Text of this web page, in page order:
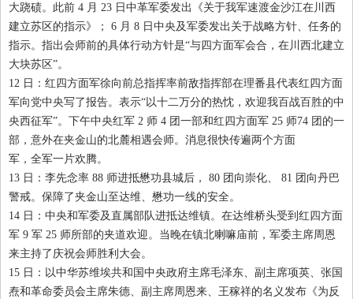
大跷碛。此前 4 月 23 日中革军委发出《关于我军速渡金沙江在川西
建立苏区的指示》； 6 月 8 日中央及军委发出关于战略方针、任务的
指示。指出会师前的具体行动方针是“与四方面军会合，在川西北建立
大块苏区”。
12 日：红四方面军徐向前总指挥率前敌指挥部在理番县代表红四方面
军向党中央写了报告。表示“以十二万分的热忱，欢迎我百战百胜的中
央西征军”。下午中央红军 2 师 4 团一部和红四方面军 25 师74 团的一
部，意外在夹金山的北麓相遇会师。消息很快传遍两个方面
军，全军一片欢腾。
13 日：李先念率 88 师进抵懋功县城后， 80 团向崇化、 81 团向丹巴
警戒。保障了夹金山至达维、懋功一线的安全。
14 日：中央和军委及直属部队进抵达维镇。在达维桥头受到红四方面
军 9 军 25 师所部的夹道欢迎。当晚在镇北喇嘛庙前，军委主席周恩
来主持了庆祝会师胜利大会。
15 日：以中华苏维埃共和国中央政府主席毛泽东、副主席项英、张国
焘和革命委员会主席朱德、副主席周恩来、王稼祥的名义发布《为反